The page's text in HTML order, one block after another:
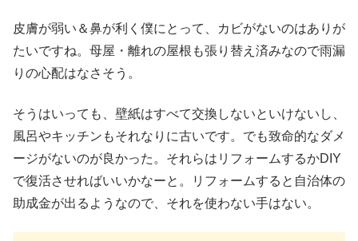
皮膚が弱い＆鼻が利く僕にとって、カビがないのはありが
たいですね。母屋・離れの屋根も張り替え済みなので雨漏
りの心配はなさそう。
そうはいっても、壁紙はすべて交換しないといけないし、
風呂やキッチンもそれなりに古いです。でも致命的なダメ
ージがないのが良かった。それらはリフォームするかDIY
で復活させればいいかなーと。リフォームすると自治体の
助成金が出るようなので、それを使わない手はない。